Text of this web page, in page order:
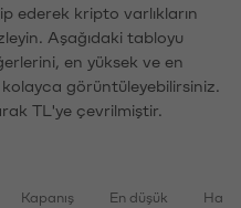
ederek kripto varlıkların
Aşağıdaki tabloyu
en yüksek ve en
görüntüleyebilirsiniz.
TL'ye çevrilmiştir.
Kapanış En düşük